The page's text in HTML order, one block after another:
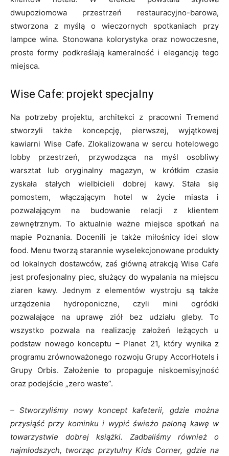
dwupoziomowa przestrzeń restauracyjno-barowa,
stworzona z myślą o wieczornych spotkaniach przy
lampce wina. Stonowana kolorystyka oraz nowoczesne,
proste formy podkreślają kameralność i elegancję tego
miejsca.
Wise Cafe: projekt specjalny
Na potrzeby projektu, architekci z pracowni Tremend
stworzyli także koncepcję, pierwszej, wyjątkowej
kawiarni Wise Cafe. Zlokalizowana w sercu hotelowego
lobby przestrzeń, przywodząca na myśl osobliwy
warsztat lub oryginalny magazyn, w krótkim czasie
zyskała stałych wielbicieli dobrej kawy. Stała się
pomostem, włączającym hotel w życie miasta i
pozwalającym na budowanie relacji z klientem
zewnętrznym. To aktualnie ważne miejsce spotkań na
mapie Poznania. Docenili je także miłośnicy idei slow
food. Menu tworzą starannie wyselekcjonowane produkty
od lokalnych dostawców, zaś główną atrakcją Wise Cafe
jest profesjonalny piec, służący do wypalania na miejscu
ziaren kawy. Jednym z elementów wystroju są także
urządzenia hydroponiczne, czyli mini ogródki
pozwalające na uprawę ziół bez udziału gleby. To
wszystko pozwala na realizację założeń leżących u
podstaw nowego konceptu – Planet 21, który wynika z
programu zrównoważonego rozwoju Grupy AccorHotels i
Grupy Orbis. Założenie to propaguje niskoemisyjność
oraz podejście „zero waste”.
– Stworzyliśmy nowy koncept kafeterii, gdzie można
przysiąść przy kominku i wypić świeżo paloną kawę w
towarzystwie dobrej książki. Zadbaliśmy również o
najmłodszych, tworząc przytulny Kids Corner, gdzie na